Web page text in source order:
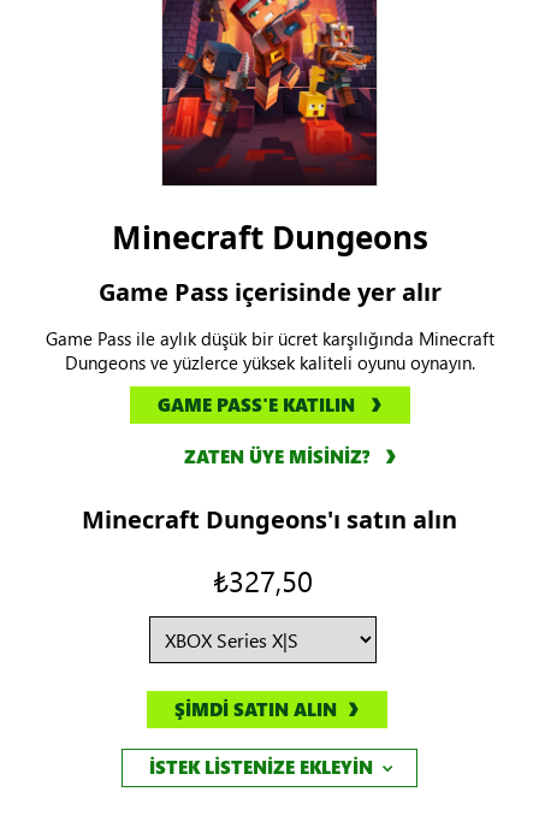
Minecraft Dungeons
Game Pass içerisinde yer alır
Game Pass ile aylık düşük bir ücret karşılığında Minecraft
Dungeons ve yüzlerce yüksek kaliteli oyunu oynayın.
GAME PASS'E KATILIN
ZATEN ÜYE MİSİNİZ?
Minecraft Dungeons'ı satın alın
₺327,50
ŞİMDİ SATIN ALIN
İSTEK LİSTENİZE EKLEYİN